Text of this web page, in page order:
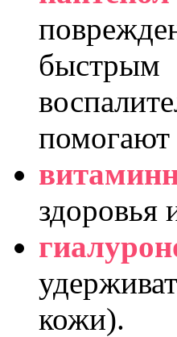
здоровья
кожи).